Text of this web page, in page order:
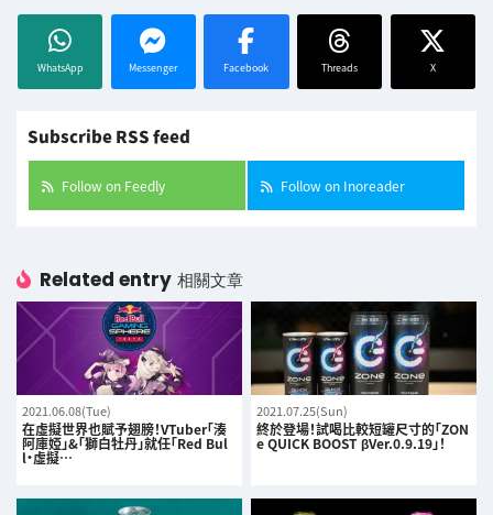
WhatsApp Messenger Facebook Threads X
Subscribe RSS feed
Follow on Feedly Follow on Inoreader
Related entry 相關文章
2021.06.08(Tue)
在虛擬世界也賦予翅膀！VTuber「湊
阿庫婭」&「獅白牡丹」就任「Red Bul
l・虛擬…
2021.07.25(Sun)
終於登場！試喝比較短罐尺寸的「ZON
e QUICK BOOST βVer.0.9.19」！